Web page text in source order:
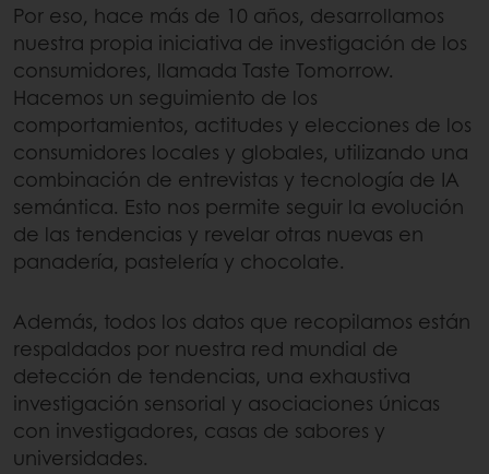
Por eso, hace más de 10 años, desarrollamos
nuestra propia iniciativa de investigación de los
consumidores, llamada Taste Tomorrow.
Hacemos un seguimiento de los
comportamientos, actitudes y elecciones de los
consumidores locales y globales, utilizando una
combinación de entrevistas y tecnología de IA
semántica. Esto nos permite seguir la evolución
de las tendencias y revelar otras nuevas en
panadería, pastelería y chocolate.
Además, todos los datos que recopilamos están
respaldados por nuestra red mundial de
detección de tendencias, una exhaustiva
investigación sensorial y asociaciones únicas
con investigadores, casas de sabores y
universidades.